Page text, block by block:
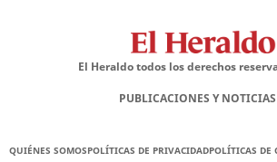
El Heraldo todos los derechos
PUBLICACIONES Y NOTICIAS
QUIÉNES SOMOSPOLÍTICAS DE PRIVACIDADPOLÍTICAS DE